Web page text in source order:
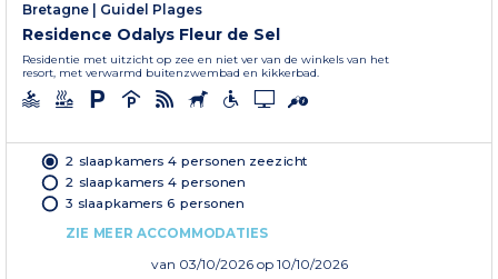
Bretagne
Guidel Plages
Residence Odalys Fleur de Sel
Residentie met uitzicht op zee en niet ver van de winkels van het
resort, met verwarmd buitenzwembad en kikkerbad.
2 slaapkamers 4 personen zeezicht
2 slaapkamers 4 personen
3 slaapkamers 6 personen
ZIE MEER ACCOMMODATIES
van 03/10/2026 op 10/10/2026